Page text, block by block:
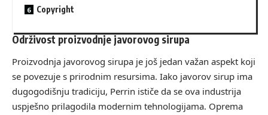
Copyright
Održivost proizvodnje javorovog sirupa
Proizvodnja javorovog sirupa je još jedan važan aspekt koji
se povezuje s prirodnim resursima. Iako javorov sirup ima
dugogodišnju tradiciju, Perrin ističe da se ova industrija
uspješno prilagodila modernim tehnologijama. Oprema